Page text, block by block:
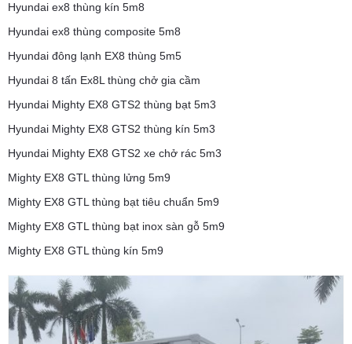
Hyundai ex8 thùng kín 5m8
Hyundai ex8 thùng composite 5m8
Hyundai đông lạnh EX8 thùng 5m5
Hyundai 8 tấn Ex8L thùng chở gia cầm
Hyundai Mighty EX8 GTS2 thùng bạt 5m3
Hyundai Mighty EX8 GTS2 thùng kín 5m3
Hyundai Mighty EX8 GTS2 xe chở rác 5m3
Mighty EX8 GTL thùng lửng 5m9
Mighty EX8 GTL thùng bạt tiêu chuẩn 5m9
Mighty EX8 GTL thùng bạt inox sàn gỗ 5m9
Mighty EX8 GTL thùng kín 5m9